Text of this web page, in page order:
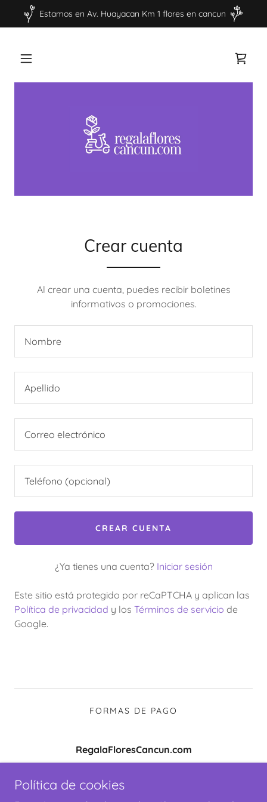
Estamos en Av. Huayacan Km 1 flores en cancun
Crear cuenta
Al crear una cuenta, puedes recibir boletines
informativos o promociones.
CREAR CUENTA
¿Ya tienes una cuenta? Iniciar sesión
Este sitio está protegido por reCaPTCHA y aplican las
Política de privacidad y los Términos de servicio de
Google.
FORMAS DE PAGO
RegalaFloresCancun.com
Política de cookies